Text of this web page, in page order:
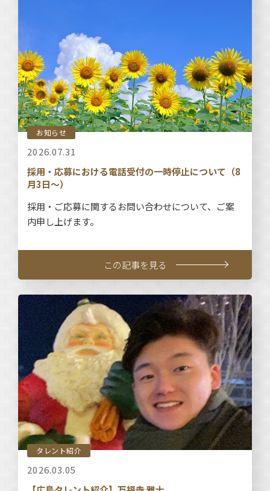
お知らせ
2026.07.31
採用・応募における電話受付の一時停止について（8
月3日～）
採用・ご応募に関するお問い合わせについて、ご案
内申し上げます。
この記事を見る
タレント紹介
2026.03.05